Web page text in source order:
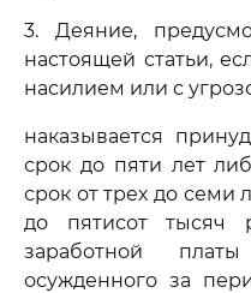
3. Деяние,
настоящей статьи,
насилием или с
наказывается
срок до пяти лет
срок от трех до семи
до пятисот тысяч
заработной
осужденного за